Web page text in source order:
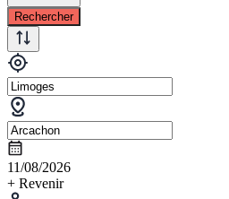
Rechercher
11/08/2026
+ Revenir